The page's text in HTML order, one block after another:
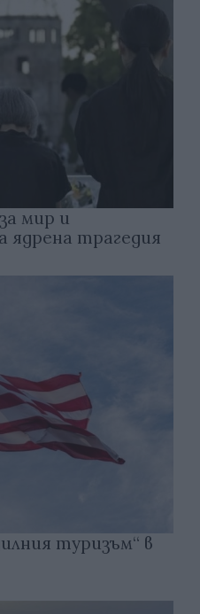
мир и
ядрена трагедия
туризъм“ в